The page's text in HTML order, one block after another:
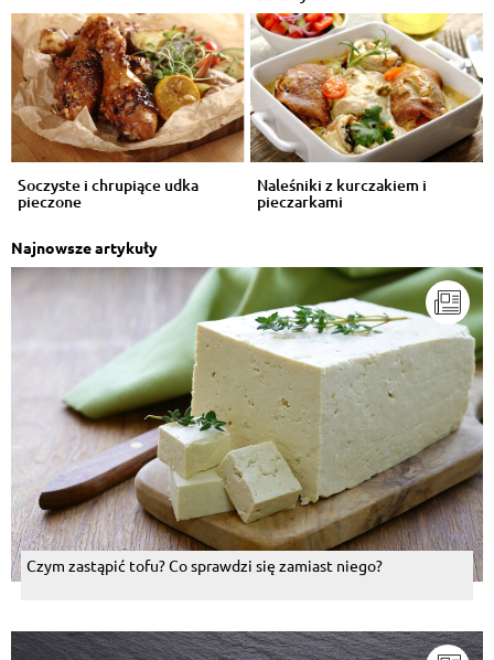
Soczyste i chrupiące udka
pieczone
Naleśniki z kurczakiem i
pieczarkami
Najnowsze artykuły
Czym zastąpić tofu? Co sprawdzi się zamiast niego?